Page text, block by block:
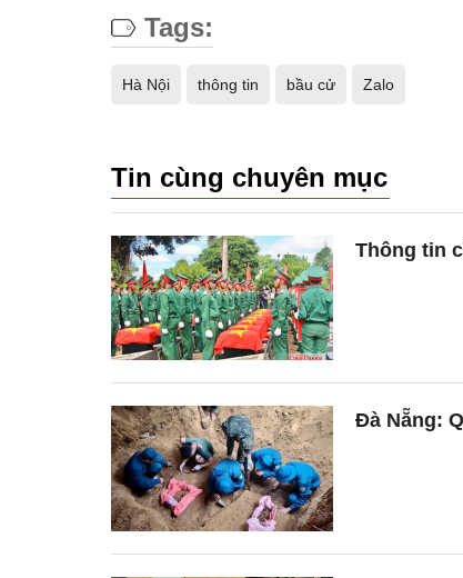
Tags:
Hà Nội thông tin bầu cử Zalo
Tin cùng chuyên mục
Thông tin
Đà Nẵng: